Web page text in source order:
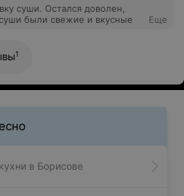
суши. Остался доволен,
были свежие и вкусные
Еще
1
в Борисове